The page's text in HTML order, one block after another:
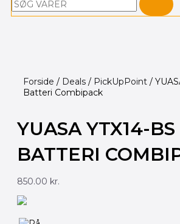
Forside / Deals / PickUpPoint /
Batteri Combipack
YUASA YTX14-BS
BATTERI
850.00 kr.